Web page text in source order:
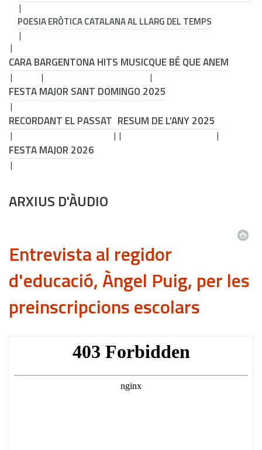
POESIA ERÒTICA CATALANA AL LLARG DEL TEMPS
CARA BARGENTONA HITS MUSICQUE BÉ QUE ANEM
FESTA MAJOR SANT DOMINGO 2025
RECORDANT EL PASSAT RESUM DE L'ANY 2025
FESTA MAJOR 2026
ARXIUS D'ÀUDIO
Entrevista al regidor
d'educació, Àngel Puig, per les
preinscripcions escolars